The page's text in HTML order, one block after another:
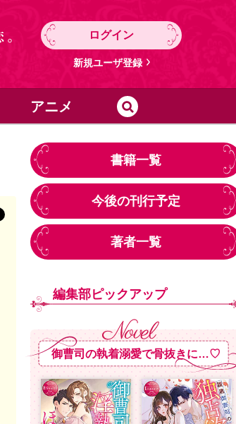
ログイン
新規ユーザ登録
アニメ
書籍一覧
今後の刊行予定
著者一覧
編集部ピックアップ
御曹司の執着溺愛で骨抜きに…♡